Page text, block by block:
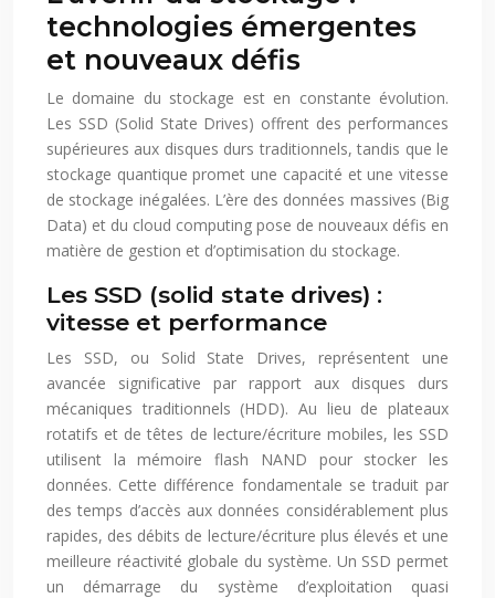
technologies émergentes
et nouveaux défis
Le domaine du stockage est en constante évolution.
Les SSD (Solid State Drives) offrent des performances
supérieures aux disques durs traditionnels, tandis que le
stockage quantique promet une capacité et une vitesse
de stockage inégalées. L’ère des données massives (Big
Data) et du cloud computing pose de nouveaux défis en
matière de gestion et d’optimisation du stockage.
Les SSD (solid state drives) :
vitesse et performance
Les SSD, ou Solid State Drives, représentent une
avancée significative par rapport aux disques durs
mécaniques traditionnels (HDD). Au lieu de plateaux
rotatifs et de têtes de lecture/écriture mobiles, les SSD
utilisent la mémoire flash NAND pour stocker les
données. Cette différence fondamentale se traduit par
des temps d’accès aux données considérablement plus
rapides, des débits de lecture/écriture plus élevés et une
meilleure réactivité globale du système. Un SSD permet
un démarrage du système d’exploitation quasi